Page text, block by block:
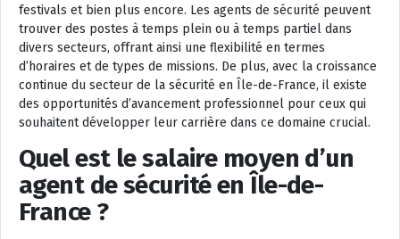
festivals et bien plus encore. Les agents de sécurité peuvent
trouver des postes à temps plein ou à temps partiel dans
divers secteurs, offrant ainsi une flexibilité en termes
d’horaires et de types de missions. De plus, avec la croissance
continue du secteur de la sécurité en Île-de-France, il existe
des opportunités d’avancement professionnel pour ceux qui
souhaitent développer leur carrière dans ce domaine crucial.
Quel est le salaire moyen d’un
agent de sécurité en Île-de-
France ?